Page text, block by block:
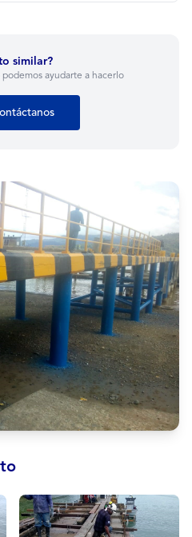
similar?
ayudarte a hacerlo